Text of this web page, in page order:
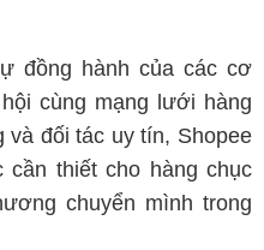
đồng hành của các cơ
cùng mạng lưới hàng
và đối tác uy tín, Shopee
thiết cho hàng chục
chuyển mình trong